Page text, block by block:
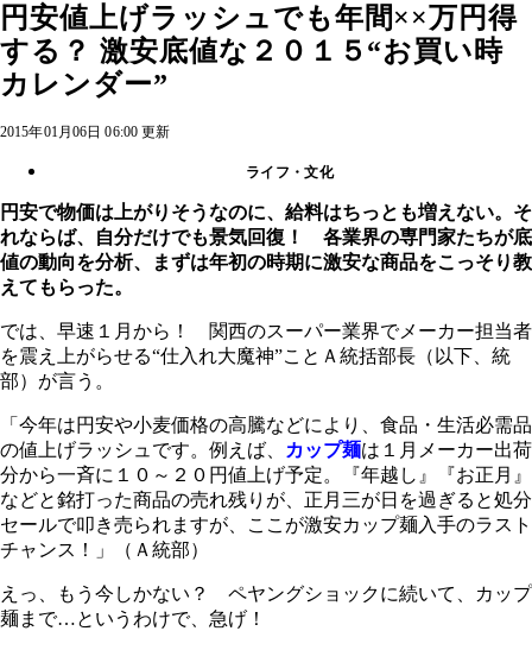
円安値上げラッシュでも年間××万円得
する？ 激安底値な２０１５“お買い時
カレンダー”
2015年01月06日 06:00 更新
ライフ・文化
円安で物価は上がりそうなのに、給料はちっとも増えない。そ
れならば、自分だけでも景気回復！ 各業界の専門家たちが底
値の動向を分析、まずは年初の時期に激安な商品をこっそり教
えてもらった。
では、早速１月から！ 関西のスーパー業界でメーカー担当者
を震え上がらせる“仕入れ大魔神”ことＡ統括部長（以下、統
部）が言う。
「今年は円安や小麦価格の高騰などにより、食品・生活必需品
の値上げラッシュです。例えば、
カップ麺は１月メーカー出荷
分から一斉に１０～２０円値上げ予定。『年越し』『お正月』
などと銘打った商品の売れ残りが、正月三が日を過ぎると処分
セールで叩き売られますが、ここが激安カップ麺入手のラスト
チャンス！」（Ａ統部）
えっ、もう今しかない？ ペヤングショックに続いて、カップ
麺まで…というわけで、急げ！